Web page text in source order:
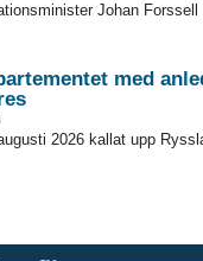
Johan
med
2026 kallat upp